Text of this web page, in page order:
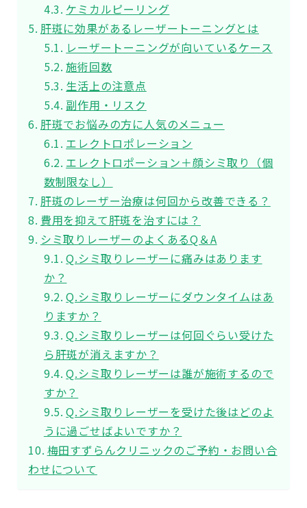
ケミカルピーリング
肝斑に効果があるレーザートーニングとは
レーザートーニングが向いているケース
施術回数
生活上の注意点
副作用・リスク
肝斑でお悩みの方に人気のメニュー
エレクトロポレーション
エレクトロポーション＋顔シミ取り（個
数制限なし）
肝斑のレーザー治療は何回から改善できる？
費用を抑えて肝斑を治すには？
シミ取りレーザーのよくあるQ＆A
Q.シミ取りレーザーに痛みはあります
か？
Q.シミ取りレーザーにダウンタイムはあ
りますか？
Q.シミ取りレーザーは何回ぐらい受けた
ら肝斑が消えますか？
Q.シミ取りレーザーは誰が施術するので
すか？
Q.シミ取りレーザーを受けた後はどのよ
うに過ごせばよいですか？
梅田すずらんクリニックのご予約・お問い合
わせについて